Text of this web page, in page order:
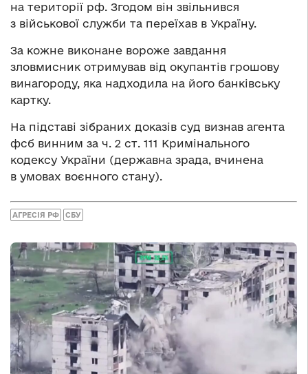
на території рф. Згодом він звільнився
з військової служби та переїхав в Україну.
За кожне виконане вороже завдання
зловмисник отримував від окупантів грошову
винагороду, яка надходила на його банківську
картку.
На підставі зібраних доказів суд визнав агента
фсб винним за ч. 2 ст. 111 Кримінального
кодексу України (державна зрада, вчинена
в умовах воєнного стану).
АГРЕСІЯ РФ СБУ